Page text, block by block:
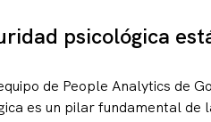
psicológica
de People Analytics de
es un pilar fundamental de